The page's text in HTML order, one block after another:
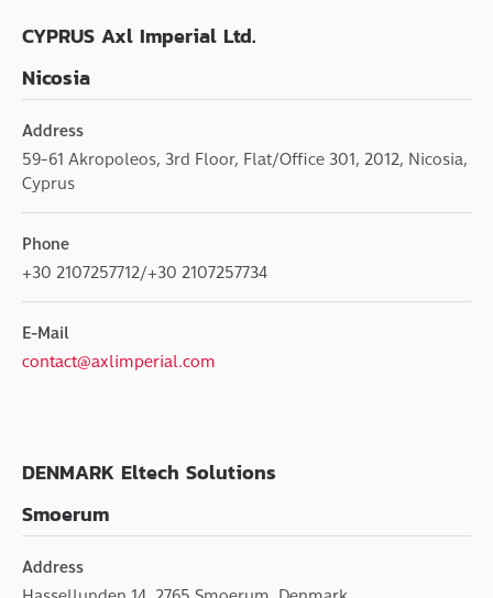
CYPRUS Axl Imperial Ltd.
Nicosia
Address
59-61 Akropoleos, 3rd Floor, Flat/Office 301, 2012, Nicosia,
Cyprus
Phone
+30 2107257712/+30 2107257734
E-Mail
contact@axlimperial.com
DENMARK Eltech Solutions
Smoerum
Address